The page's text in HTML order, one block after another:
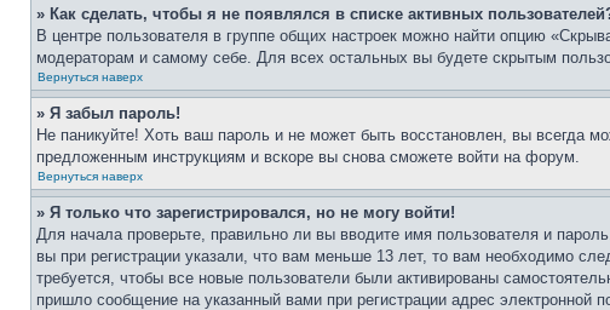
» Как сделать, чтобы я не появлялся в списке активных
В центре пользователя в группе общих настроек можно найти опцию
модераторам и самому себе. Для всех остальных вы будете скрытым
Вернуться наверх
» Я забыл пароль!
Не паникуйте! Хоть ваш пароль и не может быть восстановлен, вы всегда
предложенным инструкциям и вскоре вы снова сможете войти на форум.
Вернуться наверх
» Я только что зарегистрировался, но не могу войти!
Для начала проверьте, правильно ли вы вводите имя пользователя и
вы при регистрации указали, что вам меньше 13 лет, то вам необходимо
требуется, чтобы все новые пользователи были активированы
пришло сообщение на указанный вами при регистрации адрес